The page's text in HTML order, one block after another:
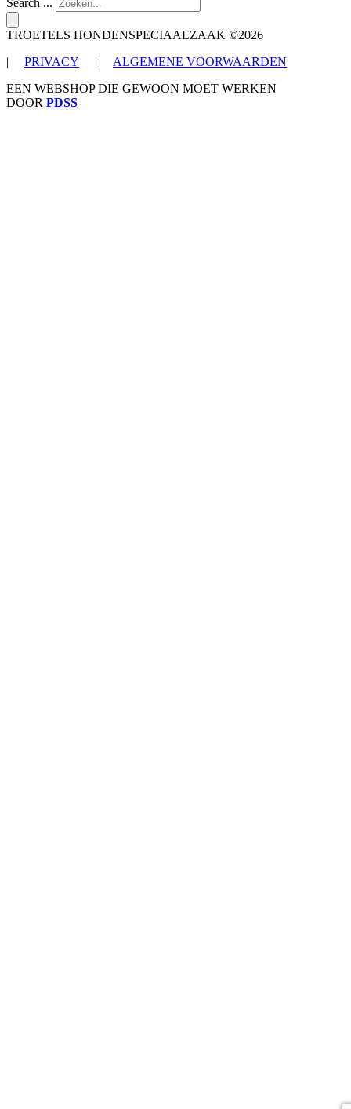
Search ...
TROETELS HONDENSPECIAALZAAK ©2026
| PRIVACY | ALGEMENE VOORWAARDEN
EEN WEBSHOP DIE GEWOON MOET WERKEN
DOOR PDSS